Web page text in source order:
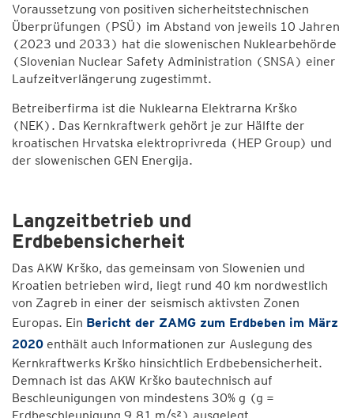
Voraussetzung von positiven sicherheitstechnischen
Überprüfungen (PSÜ) im Abstand von jeweils 10 Jahren
(2023 und 2033) hat die slowenischen Nuklearbehörde
(Slovenian Nuclear Safety Administration (SNSA) einer
Laufzeitverlängerung zugestimmt.
Betreiberfirma ist die Nuklearna Elektrarna Krško
(NEK). Das Kernkraftwerk gehört je zur Hälfte der
kroatischen Hrvatska elektroprivreda (HEP Group) und
der slowenischen GEN Energija.
Langzeitbetrieb und
Erdbebensicherheit
Das AKW Krško, das gemeinsam von Slowenien und
Kroatien betrieben wird, liegt rund 40 km nordwestlich
von Zagreb in einer der seismisch aktivsten Zonen
Europas. Ein Bericht der ZAMG zum Erdbeben im März
2020 enthält auch Informationen zur Auslegung des
Kernkraftwerks Krško hinsichtlich Erdbebensicherheit.
Demnach ist das AKW Krško bautechnisch auf
Beschleunigungen von mindestens 30% g (g =